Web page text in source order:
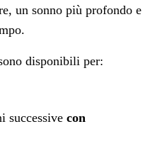
un sonno più profondo e
disponibili per:
successive con